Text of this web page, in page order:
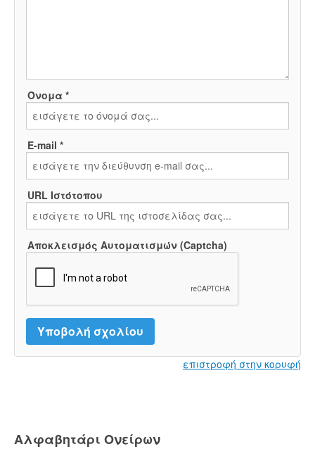
Όνομα *
E-mail *
URL Ιστότοπου
Αποκλεισμός Αυτοματισμών (Captcha)
επιστροφή στην κορυφή
Αλφαβητάρι Ονείρων